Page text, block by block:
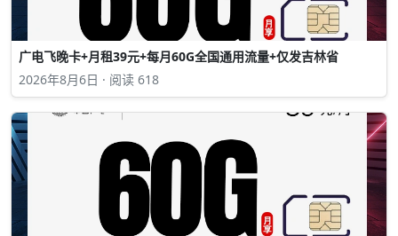
广电飞晚卡+月租39元+每月60G全国通用流量+仅发吉林省
2026年8月6日 · 阅读 618